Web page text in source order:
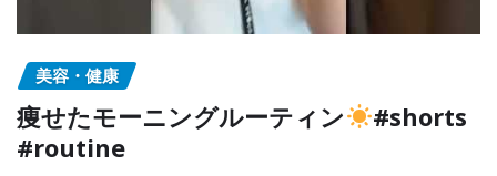
美容・健康
痩せたモーニングルーティン
#shorts
#routine